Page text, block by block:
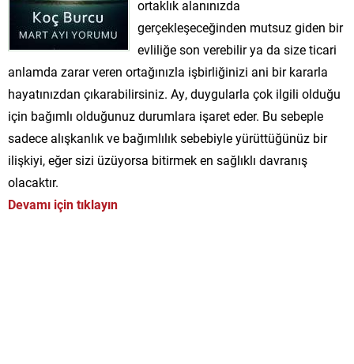
ortaklık alanınızda
gerçekleşeceğinden mutsuz giden bir
evliliğe son verebilir ya da size ticari
anlamda zarar veren ortağınızla işbirliğinizi ani bir kararla
hayatınızdan çıkarabilirsiniz. Ay, duygularla çok ilgili olduğu
için bağımlı olduğunuz durumlara işaret eder. Bu sebeple
sadece alışkanlık ve bağımlılık sebebiyle yürüttüğünüz bir
ilişkiyi, eğer sizi üzüyorsa bitirmek en sağlıklı davranış
olacaktır.
Devamı için tıklayın